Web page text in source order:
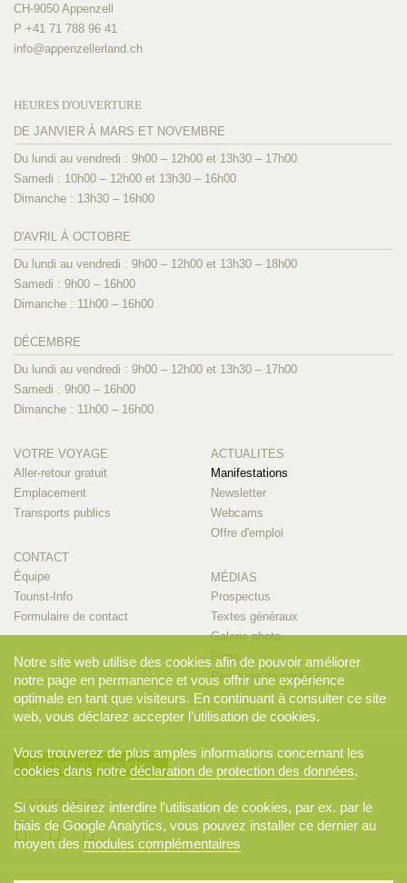
CH-9050 Appenzell
P +41 71 788 96 41
info@appenzellerland.ch
HEURES D'OUVERTURE
DE JANVIER À MARS ET NOVEMBRE
Du lundi au vendredi : 9h00 – 12h00 et 13h30 – 17h00
Samedi : 10h00 – 12h00 et 13h30 – 16h00
Dimanche : 13h30 – 16h00
D'AVRIL À OCTOBRE
Du lundi au vendredi : 9h00 – 12h00 et 13h30 – 18h00
Samedi : 9h00 – 16h00
Dimanche : 11h00 – 16h00
DÉCEMBRE
Du lundi au vendredi : 9h00 – 12h00 et 13h30 – 17h00
Samedi : 9h00 – 16h00
Dimanche : 11h00 – 16h00
VOTRE VOYAGE
Aller-retour gratuit
Emplacement
Transports publics
CONTACT
Équipe
Tourist-Info
Formulaire de contact
ACTUALITÉS
Manifestations
Newsletter
Webcams
Offre d'emploi
MÉDIAS
Prospectus
Textes généraux
Galerie photo
Films
Personne de contact
Inscription newsletter
RESTE PROCHE
Notre site web utilise des cookies afin de pouvoir améliorer
notre page en permanence et vous offrir une expérience
optimale en tant que visiteurs. En continuant à consulter ce site
web, vous déclarez accepter l’utilisation de cookies.
Vous trouverez de plus amples informations concernant les
cookies dans notredéclaration de protection des données.
Si vous désirez interdire l’utilisation de cookies, par ex. par le
biais de Google Analytics, vous pouvez installer ce dernier au
moyen des modules complémentaires